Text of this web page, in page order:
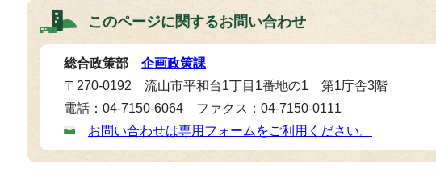
このページに関するお問い合わせ
総合政策部 企画政策課
〒270-0192 流山市平和台1丁目1番地の1 第1庁舎3階
電話：04-7150-6064 ファクス：04-7150-0111
お問い合わせは専用フォームをご利用ください。